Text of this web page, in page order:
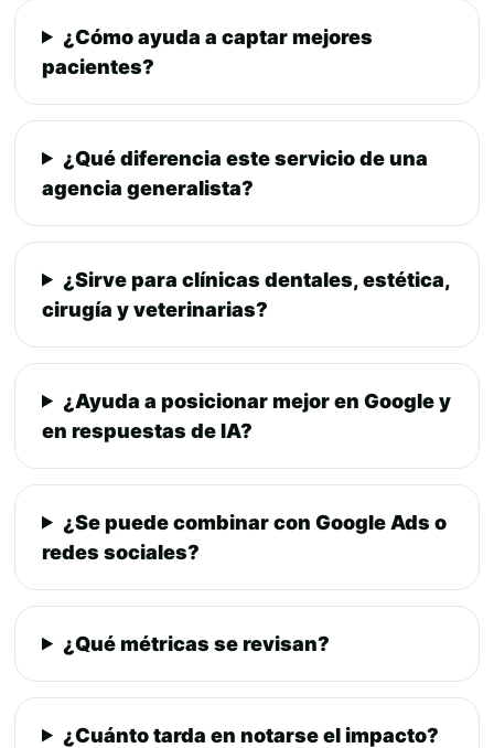
¿Cómo ayuda a captar mejores
pacientes?
¿Qué diferencia este servicio de una
agencia generalista?
¿Sirve para clínicas dentales, estética,
cirugía y veterinarias?
¿Ayuda a posicionar mejor en Google y
en respuestas de IA?
¿Se puede combinar con Google Ads o
redes sociales?
¿Qué métricas se revisan?
¿Cuánto tarda en notarse el impacto?